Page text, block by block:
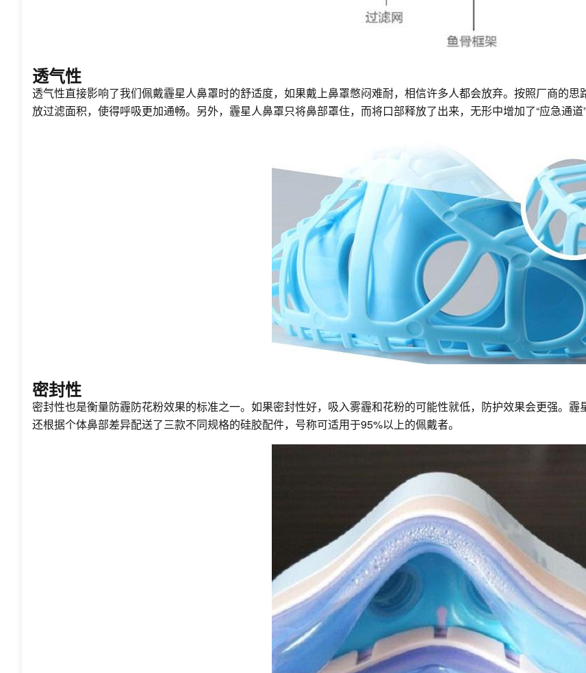
透气性
透气性直接影响了我们佩戴霾星人鼻罩时的舒适度，如果戴上鼻罩憋闷难耐，相信许多人都会放弃。按照厂商的
放过滤面积，使得呼吸更加通畅。另外，霾星人鼻罩只将鼻部罩住，而将口部释放了出来，无形中增加了“应急通道
密封性
密封性也是衡量防霾防花粉效果的标准之一。如果密封性好，吸入雾霾和花粉的可能性就低，防护效果会更强。
还根据个体鼻部差异配送了三款不同规格的硅胶配件，号称可适用于95%以上的佩戴者。